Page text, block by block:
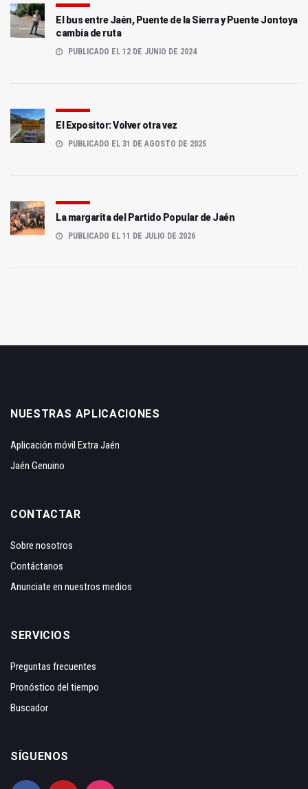
El bus entre Jaén, Puente de la Sierra y Puente Jontoya
cambia de ruta
PUBLICADO EL 12 DE JUNIO DE 2024
El Expositor: Volver otra vez
PUBLICADO EL 31 DE AGOSTO DE 2025
La margarita del Partido Popular de Jaén
PUBLICADO EL 11 DE JULIO DE 2026
NUESTRAS APLICACIONES
Aplicación móvil Extra Jaén
Jaén Genuino
CONTACTAR
Sobre nosotros
Contáctanos
Anunciate en nuestros medios
SERVICIOS
Preguntas frecuentes
Pronóstico del tiempo
Buscador
SÍGUENOS